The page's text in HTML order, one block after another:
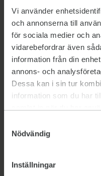
Vi använder
och annonserna till
för sociala medier och
vidarebefordrar även
information från din
annons- och
Dessa kan i sin tur
information som du har
Nödvändig
Inställningar
Yoga
Yoga
Här